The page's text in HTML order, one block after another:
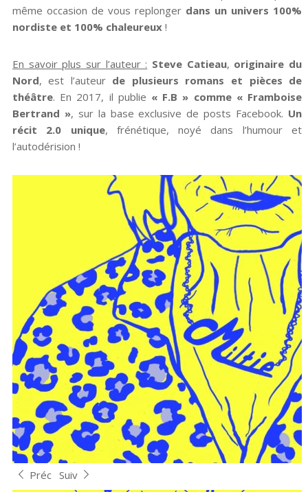
même occasion de vous replonger dans un univers 100%
nordiste et 100% chaleureux!
En savoir plus sur l’auteur : Steve Catieau, originaire du
Nord, est l’auteur de plusieurs romans et pièces de
théâtre. En 2017, il publie « F.B » comme « Framboise
Bertrand », sur la base exclusive de posts Facebook. Un
récit 2.0 unique, frénétique, noyé dans l’humour et
l’autodérision !
Préc Suiv